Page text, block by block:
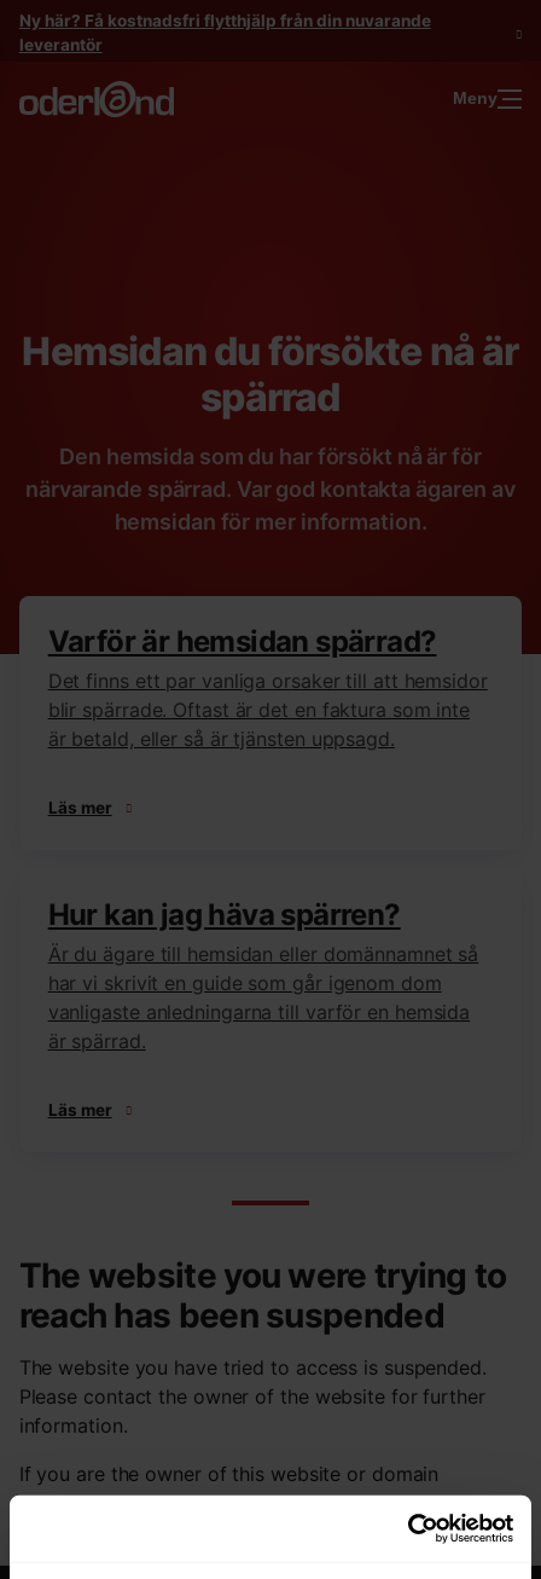
GåNy här? Få kostnadsfri flytthjälp från din nuvarande
leverantör
Meny
Hemsidan du försökte nå är
spärrad
Den hemsida som du har försökt nå är för
närvarande spärrad. Var god kontakta ägaren av
hemsidan för mer information.
Varför är hemsidan spärrad?
Det finns ett par vanliga orsaker till att hemsidor
blir spärrade. Oftast är det en faktura som inte
är betald, eller så är tjänsten uppsagd.
Läs mer
Hur kan jag häva spärren?
Är du ägare till hemsidan eller domännamnet så
har vi skrivit en guide som går igenom dom
vanligaste anledningarna till varför en hemsida
är spärrad.
Läs mer
The website you were trying to
reach has been suspended
The website you have tried to access is suspended.
Please contact the owner of the website for further
information.
If you are the owner of this website or domain
pleaseread this FAQthat goes through the most
common reasons for a website to be suspended.